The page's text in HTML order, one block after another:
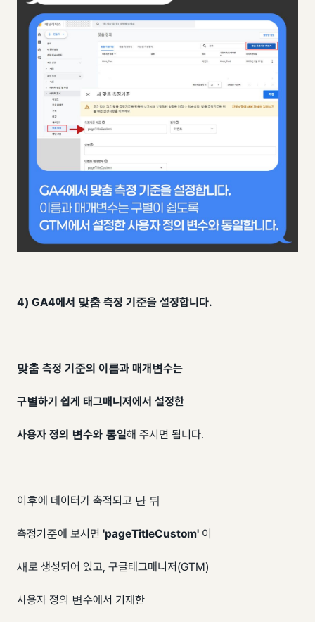
4) GA4에서 맞춤 측정 기준을 설정합니다.
맞춤 측정 기준의 이름과 매개변수는
구별하기 쉽게 태그매니저에서 설정한
사용자 정의 변수와 통일해 주시면 됩니다.
이후에 데이터가 축적되고 난 뒤
측정기준에 보시면 'pageTitleCustom' 이
새로 생성되어 있고, 구글태그매니저(GTM)
사용자 정의 변수에서 기재한